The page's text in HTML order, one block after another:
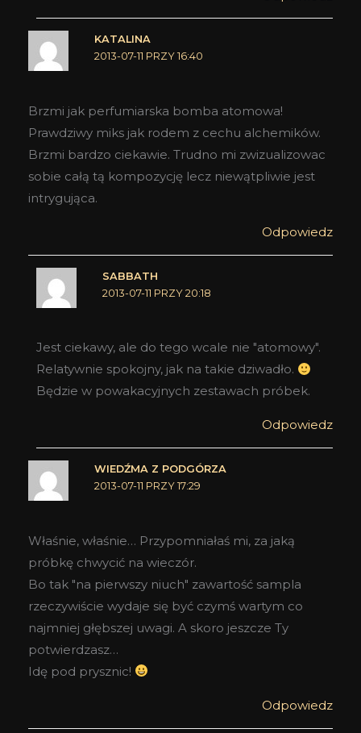
KATALINA
2013-07-11 PRZY 16:40
Brzmi jak perfumiarska bomba atomowa!
Prawdziwy miks jak rodem z cechu alchemików.
Brzmi bardzo ciekawie. Trudno mi zwizualizowac
sobie całą tą kompozycję lecz niewątpliwie jest
intrygująca.
Odpowiedz
SABBATH
2013-07-11 PRZY 20:18
Jest ciekawy, ale do tego wcale nie "atomowy".
Relatywnie spokojny, jak na takie dziwadło.
Będzie w powakacyjnych zestawach próbek.
Odpowiedz
WIEDŹMA Z PODGÓRZA
2013-07-11 PRZY 17:29
Właśnie, właśnie… Przypomniałaś mi, za jaką
próbkę chwycić na wieczór.
Bo tak "na pierwszy niuch" zawartość sampla
rzeczywiście wydaje się być czymś wartym co
najmniej głębszej uwagi. A skoro jeszcze Ty
potwierdzasz…
Idę pod prysznic!
Odpowiedz